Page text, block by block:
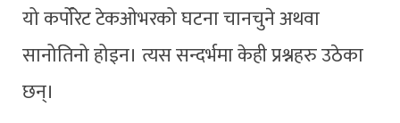
यो कर्पोरेट टेकओभरको घटना चानचुने अथवा
सानोतिनो होइन। त्यस सन्दर्भमा केही प्रश्नहरु उठेका
छन्।